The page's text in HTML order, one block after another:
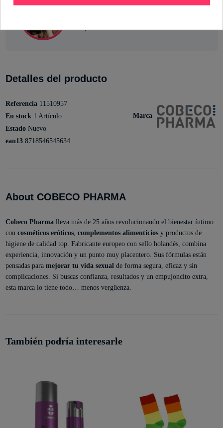
Mónica Branni
Detalles del producto
Marca
Referencia 11510957
En stock 1 Artículo
Estado Nuevo
ean13 8718546545634
About COBECO PHARMA
Cobeco Pharmalleva más de 25 años revolucionando el bienestar íntimo
con cosméticos eróticos, complementos alimenticiosy productos de
higiene de calidad top. Fabricante europeo con sello holandés, combina
experiencia, innovación y un punto muy placentero. Sus fórmulas están
pensadas para mejorar tu vida sexualde forma segura, eficaz y sin
complicaciones. Si buscas confianza, resultados y un empujoncito extra,
esta marca lo tiene todo… menos vergüenza.
También podría interesarle